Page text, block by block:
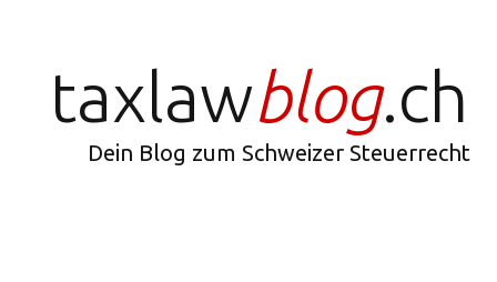
taxlawblog.ch
Dein Blog zum Schweizer Steuerrecht